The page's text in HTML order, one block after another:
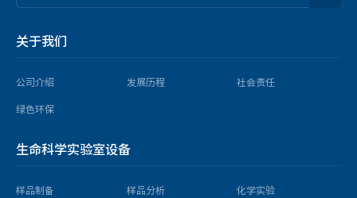
关于我们
公司介绍 发展历程
社会责任
绿色环保
生命科学实验室设备
样品制备 样品分析
化学实验